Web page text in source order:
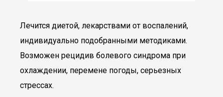
Лечится диетой, лекарствами от воспалений,
индивидуально подобранными методиками.
Возможен рецидив болевого синдрома при
охлаждении, перемене погоды, серьезных
стрессах.